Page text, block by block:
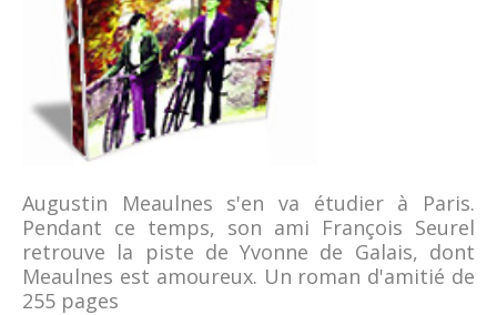
Augustin Meaulnes s'en va étudier à Paris.
Pendant ce temps, son ami François Seurel
retrouve la piste de Yvonne de Galais, dont
Meaulnes est amoureux. Un roman d'amitié de
255 pages